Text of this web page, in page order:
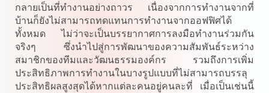
กลายเป็นที่ทำงานอย่างถาวร เนื่องจากการทำงานจากที่
บ้านก็ยังไม่สามารถทดแทนการทำงานจากออฟฟิศได้
ทั้งหมด ไม่ว่าจะเป็นบรรยากาศการลงมือทำงานร่วมกัน
จริงๆ ซึ่งนำไปสู่การพัฒนาของความสัมพันธ์ระหว่าง
สมาชิกของทีมและวัฒนธรรมองค์กร รวมถึงการเพิ่ม
ประสิทธิภาพการทำงานในบางรูปแบบที่ไม่สามารถบรรลุ
ประสิทธิผลสูงสุดได้หากแต่ละคนอยู่คนละที่ เมื่อเป็นเช่นนี้